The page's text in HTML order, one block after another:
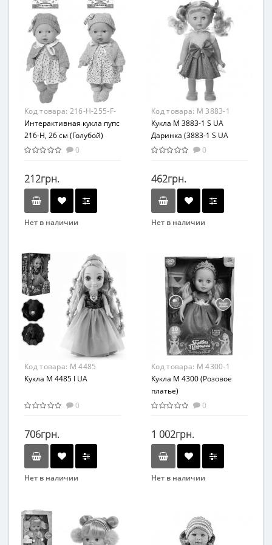
Возрастная группа
От 3 лет
Материал
Пластик
Возраст
от 3 лет
Материал
Комбинированный
Код товара: 216-H-255-F-
1(Light-Blue)
Интерактивная кукла пупс
216-H, 26 см (Голубой)
0
212грн.
Нет в наличии
Вид
Развивающая игрушка
Возраст
От 3-х лет
Возрастная группа
От 3 лет
Комбинированный
Код товара: M 3883-1
Кукла M 3883-1 S UA
Даринка (3883-1 S UA
Даринка)
0
462грн.
Нет в наличии
Возрастная группа
От 3-х лет
Материал
Код товара: M 4485
Кукла M 4485 I UA
0
706грн.
Нет в наличии
Возраст
от 3 лет
Код товара: M 4300-1
Кукла M 4300 (Розовое
платье)
0
1 002грн.
Нет в наличии